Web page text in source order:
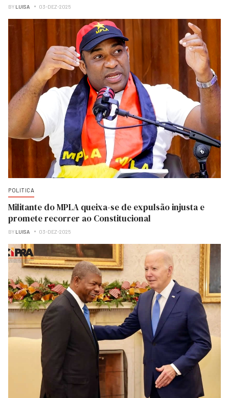
BY LUISA 03-DEZ-2025
POLITICA
Militante do MPLA queixa-se de expulsão injusta e
promete recorrer ao Constitucional
BY LUISA 03-DEZ-2025